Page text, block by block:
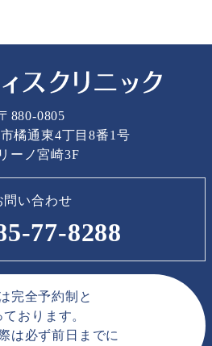
880-0805
橘通東4丁目8番1号
ーノ宮崎3F
問い合わせ
77-8288
完全予約制と
ております。
は必ず前日までに